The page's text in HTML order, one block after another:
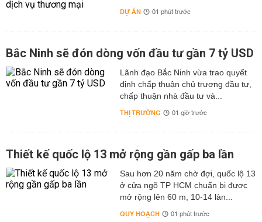
DỰ ÁN 01 phút trước
Bắc Ninh sẽ đón dòng vốn đầu tư gần 7 tỷ USD
Lãnh đạo Bắc Ninh vừa trao quyết
định chấp thuận chủ trương đầu tư,
chấp thuận nhà đầu tư và...
THỊ TRƯỜNG 01 giờ trước
Thiết kế quốc lộ 13 mở rộng gần gấp ba lần
Sau hơn 20 năm chờ đợi, quốc lộ 13
ở cửa ngõ TP HCM chuẩn bị được
mở rộng lên 60 m, 10-14 làn...
QUY HOẠCH 01 phút trước